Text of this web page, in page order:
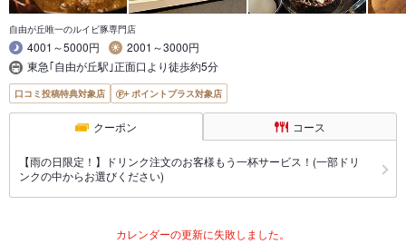
自由が丘唯一のルイビ豚専門店
4001～5000円
2001～3000円
東急｢自由が丘駅｣正面口より徒歩約5分
口コミ投稿特典対象店 ポイントプラス対象店
クーポン コース
【雨の日限定！】ドリンク注文のお客様もう一杯サービス！(一部ドリ
ンクの中からお選びください)
カレンダーの更新に失敗しました。